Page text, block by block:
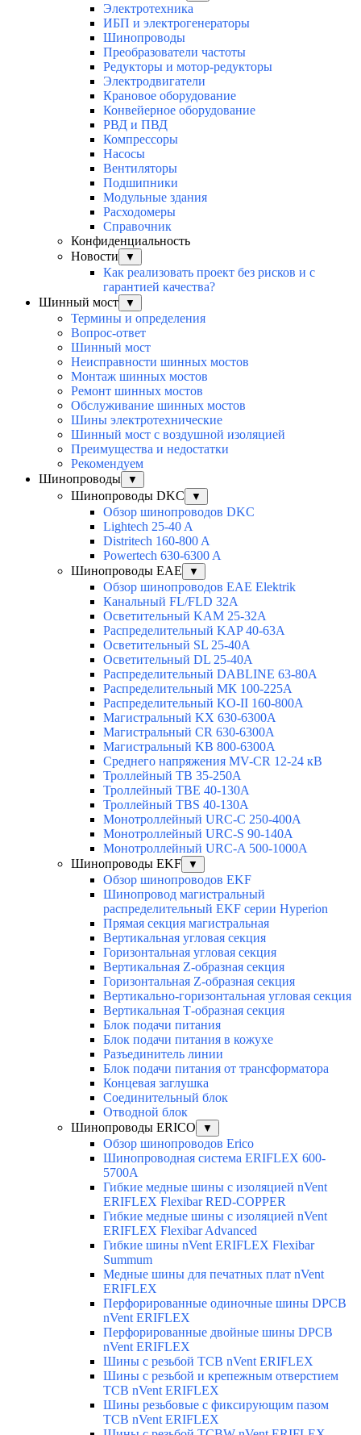
Электротехника
ИБП и электрогенераторы
Шинопроводы
Преобразователи частоты
Редукторы и мотор-редукторы
Электродвигатели
Крановое оборудование
Конвейерное оборудование
РВД и ПВД
Компрессоры
Насосы
Вентиляторы
Подшипники
Модульные здания
Расходомеры
Справочник
Конфиденциальность
Новости
▼
Как реализовать проект без рисков и с
гарантией качества?
Шинный мост
▼
Термины и определения
Вопрос-ответ
Шинный мост
Неисправности шинных мостов
Монтаж шинных мостов
Ремонт шинных мостов
Обслуживание шинных мостов
Шины электротехнические
Шинный мост с воздушной изоляцией
Преимущества и недостатки
Рекомендуем
Шинопроводы
▼
Шинопроводы DKC ▼
Обзор шинопроводов DKC
Lightech 25-40 A
Distritech 160-800 A
Powertech 630-6300 A
Шинопроводы EAE
▼
Обзор шинопроводов EAE Elektrik
Канальный FL/FLD 32A
Осветительный KAM 25-32А
Распределительный KAP 40-63A
Осветительный SL 25-40А
Осветительный DL 25-40А
Распределительный DABLINE 63-80A
Распределительный МК 100-225А
Распределительный KO-II 160-800А
Магистральный KX 630-6300А
Магистральный CR 630-6300А
Магистральный KB 800-6300А
Среднего напряжения MV-CR 12-24 кВ
Троллейный TB 35-250A
Троллейный TBE 40-130A
Троллейный TBS 40-130A
Монотроллейный URC-C 250-400A
Монотроллейный URC-S 90-140A
Монотроллейный URC-A 500-1000A
Шинопроводы EKF
▼
Обзор шинопроводов EKF
Шинопровод магистральный
распределительный EKF серии Hyperion
Прямая секция магистральная
Вертикальная угловая секция
Горизонтальная угловая секция
Вертикальная Z-образная секция
Горизонтальная Z-образная секция
Вертикально-горизонтальная угловая секция
Вертикальная Т-образная секция
Блок подачи питания
Блок подачи питания в кожухе
Разъединитель линии
Блок подачи питания от трансформатора
Концевая заглушка
Соединительный блок
Отводной блок
Шинопроводы ERICO
▼
Обзор шинопроводов Erico
Шинопроводная система ERIFLEX 600-
5700A
Гибкие медные шины с изоляцией nVent
ERIFLEX Flexibar RED-COPPER
Гибкие медные шины с изоляцией nVent
ERIFLEX Flexibar Advanced
Гибкие шины nVent ERIFLEX Flexibar
Summum
Медные шины для печатных плат nVent
ERIFLEX
Перфорированные одиночные шины DPCB
nVent ERIFLEX
Перфорированные двойные шины DPCB
nVent ERIFLEX
Шины с резьбой TCB nVent ERIFLEX
Шины с резьбой и крепежным отверстием
TCB nVent ERIFLEX
Шины резьбовые с фиксирующим пазом
TCB nVent ERIFLEX